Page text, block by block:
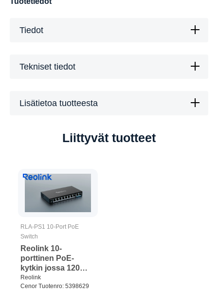
Tiedot
Tekniset tiedot
Lisätietoa tuotteesta
Liittyvät tuotteet
RLA-PS1 10-Port PoE
Switch
Reolink 10-
porttinen PoE-
kytkin jossa 120
W:n PoE-
virranhallinta Musta
Reolink
Cenor Tuotenro: 5398629